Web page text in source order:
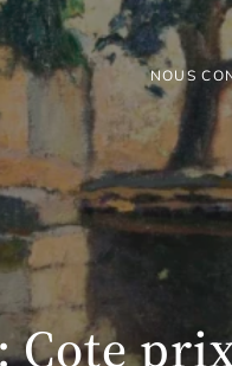
NOUS
Cote